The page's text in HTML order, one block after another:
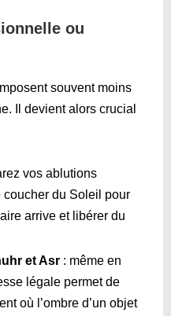
ou
souvent moins
Il devient alors crucial
vos ablutions
du Soleil pour
arrive et libérer du
et Asr : même en
légale permet de
où l’ombre d’un objet